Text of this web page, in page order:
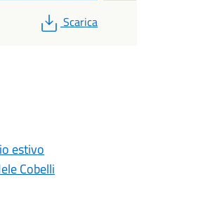
PDF
Scarica
estivo
Cobelli